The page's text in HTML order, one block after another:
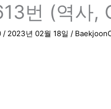
번 (역사
/ 2023년 02월 18일 /